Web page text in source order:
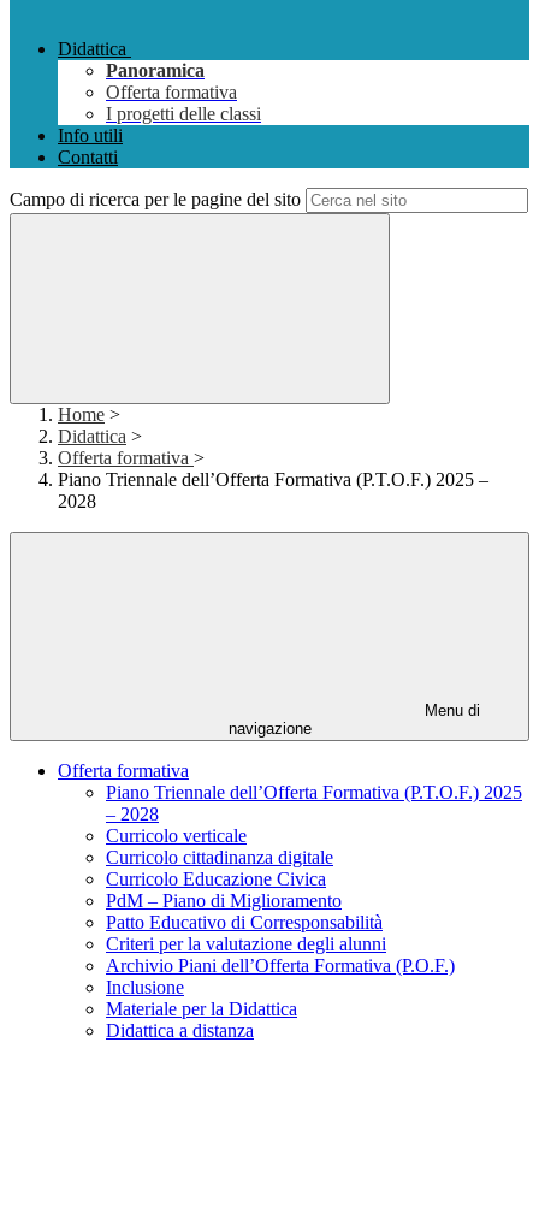
Didattica
Panoramica
Offerta formativa
I progetti delle classi
Info utili
Contatti
Campo di ricerca per le pagine del sito
Home >
Didattica >
Offerta formativa >
Piano Triennale dell’Offerta Formativa (P.T.O.F.) 2025 –
2028
Menu di
navigazione
Offerta formativa
Piano Triennale dell’Offerta Formativa (P.T.O.F.) 2025
– 2028
Curricolo verticale
Curricolo cittadinanza digitale
Curricolo Educazione Civica
PdM – Piano di Miglioramento
Patto Educativo di Corresponsabilità
Criteri per la valutazione degli alunni
Archivio Piani dell’Offerta Formativa (P.O.F.)
Inclusione
Materiale per la Didattica
Didattica a distanza